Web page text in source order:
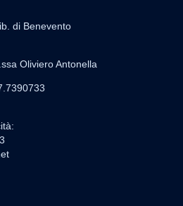
di Benevento
Oliviero Antonella